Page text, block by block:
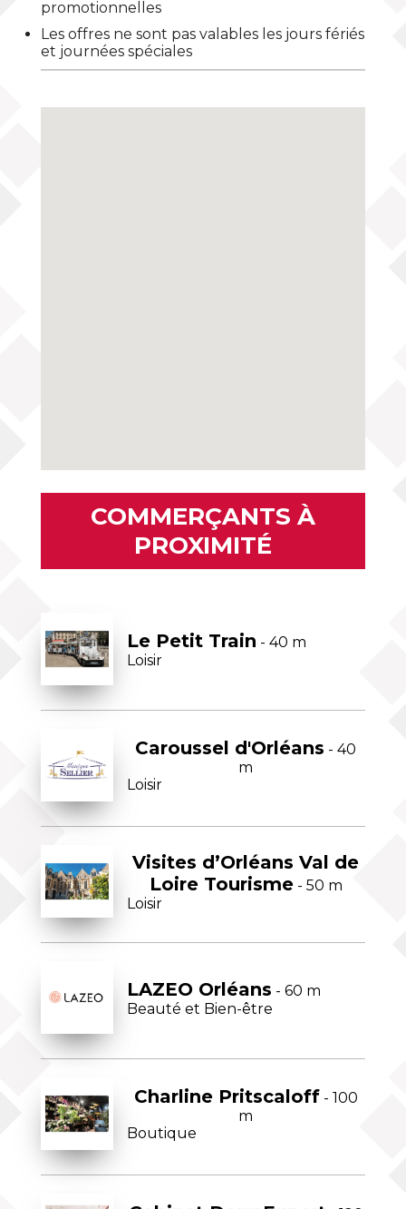
promotionnelles
Les offres ne sont pas valables les jours fériés
et journées spéciales
COMMERÇANTS À
PROXIMITÉ
Le Petit Train - 40 m
Loisir
Caroussel d'Orléans - 40
m
Loisir
Visites d’Orléans Val de
Loire Tourisme- 50 m
Loisir
LAZEO Orléans - 60 m
Beauté et Bien-être
Charline Pritscaloff - 100
m
Boutique